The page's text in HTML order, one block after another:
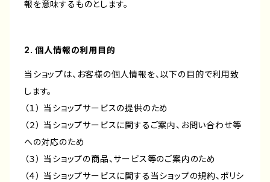
報を意味するものとします。
2. 個人情報の利用目的
当ショップは、お客様の個人情報を、以下の目的で利用致
します。
（１） 当ショップサービスの提供のため
（２） 当ショップサービスに関するご案内、お問い合わせ等
への対応のため
（３） 当ショップの商品、サービス等のご案内のため
（４） 当ショップサービスに関する当ショップの規約、ポリシ